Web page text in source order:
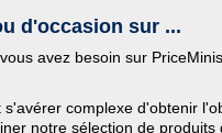
d'occasion sur ...
avez besoin sur
complexe d'obtenir
notre sélection de produits